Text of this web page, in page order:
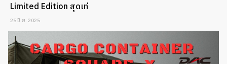
Limited Edition สุดเท่
25 มิ.ย. 2025